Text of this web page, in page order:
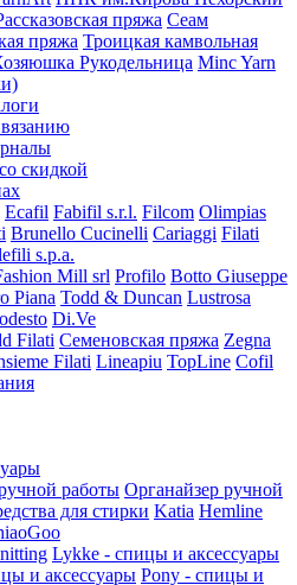
пряжа Сеам
пряжа Троицкая камвольная
Рукодельница Minc Yarn
скидкой
Ecafil Fabifil s.r.l. Filcom Olimpias
Brunello Cucinelli Cariaggi Filati
s.p.a.
Mill srl Profilo Botto Giuseppe
Piana Todd & Duncan Lustrosa
Di.Ve
Filati Семеновская пряжа Zegna
Filati Lineapiu TopLine Cofil
работы Органайзер ручной
для стирки Katia Hemline
Lykke - спицы и аксессуары
и аксессуары Pony - спицы и